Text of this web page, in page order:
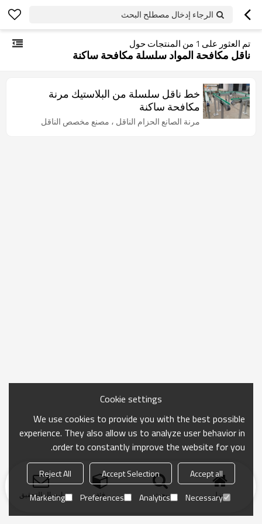
الرجاء إدخال مصطلح البحث
تم العثور على 1 من المنتجات حول
ناقل مكافحة المواد سلسلة مكافحة ساكنة
خط ناقل سلسلة من البلاستيك مرنة
مكافحة ساكنة
مرنة الصانع الحزام الناقل ، مصنع مخصص الناقل
منزل بحث فئة ارسال التحقيق
Cookie settings
We use cookies to provide you with the best possible
experience. They also allow us to analyze user behavior in
order to constantly improve the website for you.
Accept all
Accept Selection
Reject All
Necessary
Analytics
Preferences
Marketing